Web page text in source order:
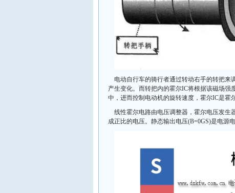
电动自行车的骑行者通过转动右手的转把
产生变化。而转把内的霍尔IC将根据该磁场
中，进而控制电动机的旋转速度，霍尔IC是霍
线性霍尔电路由电压调整器，霍尔电压发生
成正比的电压。静态输出电压(B=0GS)是电源